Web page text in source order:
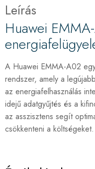
Leírás
Huawei
A Huawei EMMA-A02
rendszer, amely a
az energiafelhasználás
idejű adatgyűjtés és a
az asszisztens segít
csökkenteni a költségeket.